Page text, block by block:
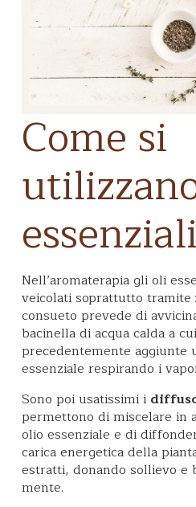
Come si
Nell’aromaterapia gli oli
veicolati soprattutto tramite
consueto prevede di
bacinella di acqua calda a
precedentemente aggiunte
essenziale respirando i
Sono poi usatissimi i
permettono di miscelare in
olio essenziale e di
carica energetica della
estratti, donando sollievo e
mente.